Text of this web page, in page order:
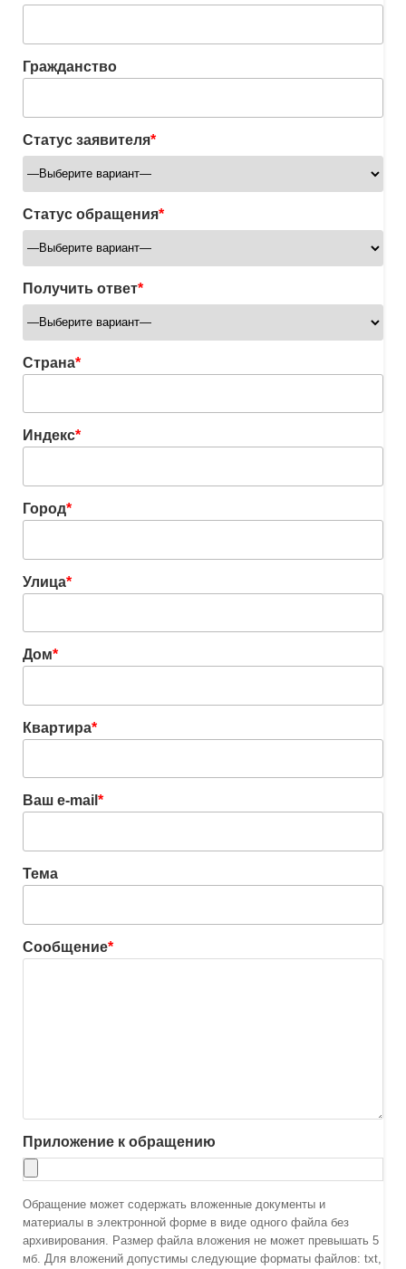
Гражданство
Статус заявителя*
Статус обращения*
Получить ответ*
Страна*
Индекс*
Город*
Улица*
Дом*
Квартира*
Ваш e-mail *
Тема
Сообщение*
Приложение к обращению
Обращение может содержать вложенные документы и
материалы в электронной форме в виде одного файла без
архивирования. Размер файла вложения не может превышать 5
мб. Для вложений допустимы следующие форматы файлов: txt,